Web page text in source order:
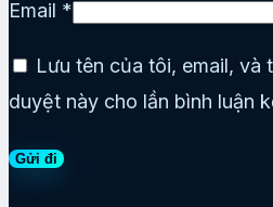
Email *
Lưu tên của tôi, email, và
duyệt này cho lần bình luận